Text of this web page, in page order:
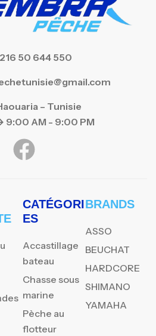
50 644 550
– Tunisie
9:00 AM - 9:00 PM
CATÉGORI
ES
Accastillage
bateau
Chasse sous
marine
Pèche au
flotteur
BRANDS
ASSO
BEUCHAT
HARDCORE
SHIMANO
YAMAHA